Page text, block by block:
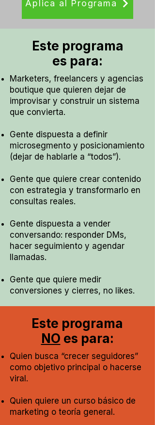
Aplica al Programa
Este programa
es para:
Marketers, freelancers y agencias
boutique que quieren dejar de
improvisar y construir un sistema
que convierta.
Gente dispuesta a definir
microsegmento y posicionamiento
(dejar de hablarle a “todos”).
Gente que quiere crear contenido
con estrategia y transformarlo en
consultas reales.
Gente dispuesta a vender
conversando: responder DMs,
hacer seguimiento y agendar
llamadas.
Gente que quiere medir
conversiones y cierres, no likes.
Este programa
NO es para:
Quien busca “crecer seguidores”
como objetivo principal o hacerse
viral.
Quien quiere un curso básico de
marketing o teoría general.